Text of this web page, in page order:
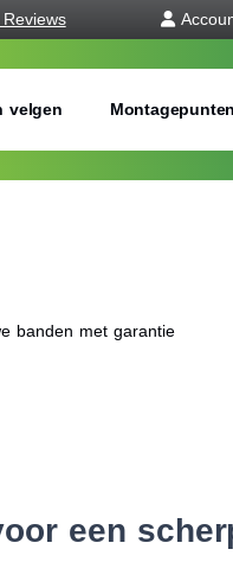
velgen Montagepunten
banden met garantie
een